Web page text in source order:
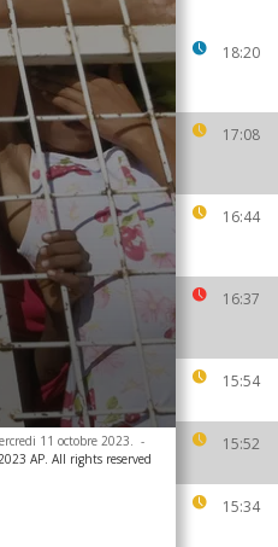
18:20
17:08
16:44
16:37
15:54
15:52
15:34
11 octobre 2023. -
AP. All rights reserved